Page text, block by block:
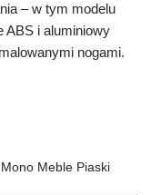
– w tym modelu
ABS i aluminiowy
nogami.
Meble Piaski